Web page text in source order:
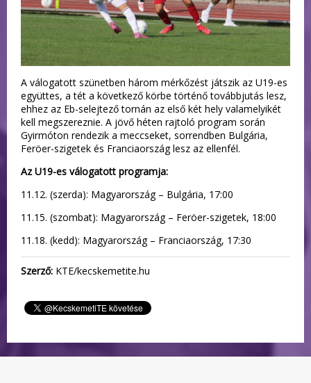
A válogatott szünetben három mérkőzést játszik az U19-es
együttes, a tét a következő körbe történő továbbjutás lesz,
ehhez az Eb-selejtező tornán az első két hely valamelyikét
kell megszereznie. A jövő héten rajtoló program során
Gyirmóton rendezik a meccseket, sorrendben Bulgária,
Feröer-szigetek és Franciaország lesz az ellenfél.
Az U19-es válogatott programja:
11.12. (szerda): Magyarország – Bulgária, 17:00
11.15. (szombat): Magyarország – Feröer-szigetek, 18:00
11.18. (kedd): Magyarország – Franciaország, 17:30
Szerző: KTE/kecskemetite.hu